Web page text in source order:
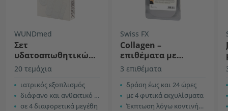
WUNDmed
Σετ
υδατοαπωθητικών,
διάφανων
επιθεμάτων
20 τεμάχια
ιατρικός εξοπλισμός
διάφανο και ανθεκτικό στο νερό
σε 4 διαφορετικά μεγέθη
Swiss FX
Collagen –
επιθέματα με
τζίνσενγκ και
πράσινο τσάι
3 επιθέματα
δράση έως και 24 ώρες
με 4 φυτικά εκχυλίσματα
Έκπτωση λόγω κοντινής ημερομηνίας λήξης